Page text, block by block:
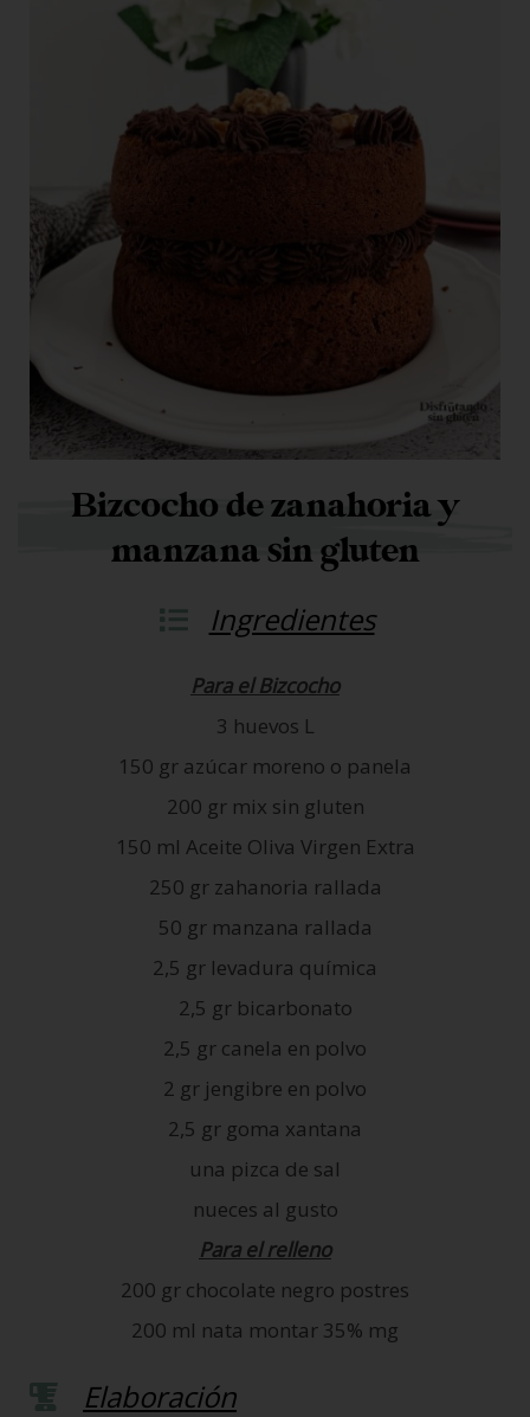
Bizcocho de zanahoria y
manzana sin gluten
Ingredientes
Para el Bizcocho
3 huevos L
150 gr azúcar moreno o panela
200 gr mix sin gluten
150 ml Aceite Oliva Virgen Extra
250 gr zahanoria rallada
50 gr manzana rallada
2,5 gr levadura química
2,5 gr bicarbonato
2,5 gr canela en polvo
2 gr jengibre en polvo
2,5 gr goma xantana
una pizca de sal
nueces al gusto
Para el relleno
200 gr chocolate negro postres
200 ml nata montar 35% mg
Elaboración